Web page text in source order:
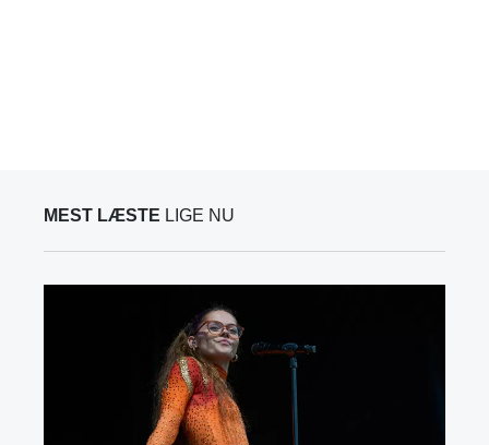
MEST LÆSTE LIGE NU